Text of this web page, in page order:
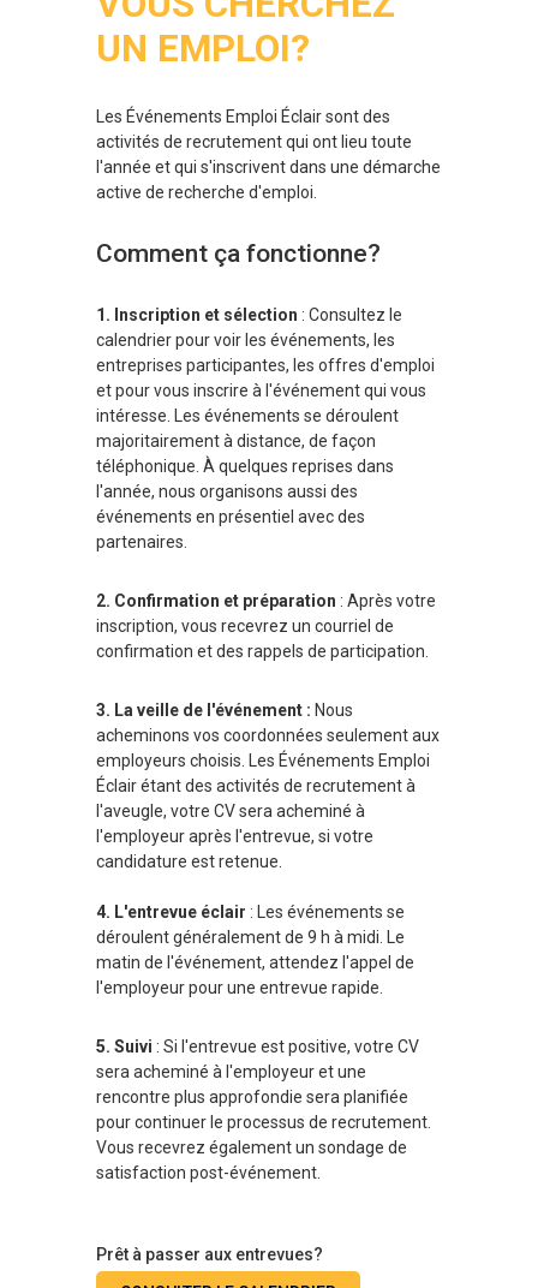
UN EMPLOI?
Les Événements Emploi Éclair sont des
activités de recrutement qui ont lieu toute
l'année et qui s'inscrivent dans une démarche
active de recherche d'emploi.
Comment ça fonctionne?
1. Inscription et sélection : Consultez le
calendrier pour voir les événements, les
entreprises participantes, les offres d'emploi
et pour vous inscrire à l'événement qui vous
intéresse. Les événements se déroulent
majoritairement à distance, de façon
téléphonique. À quelques reprises dans
l'année, nous organisons aussi des
événements en présentiel avec des
partenaires.
2. Confirmation et préparation : Après votre
inscription, vous recevrez un courriel de
confirmation et des rappels de participation.
3. La veille de l'événement : Nous
acheminons vos coordonnées seulement aux
employeurs choisis. Les Événements Emploi
Éclair étant des activités de recrutement à
l'aveugle, votre CV sera acheminé à
l'employeur après l'entrevue, si votre
candidature est retenue.
4. L'entrevue éclair : Les événements se
déroulent généralement de 9 h à midi. Le
matin de l'événement, attendez l'appel de
l'employeur pour une entrevue rapide.
5. Suivi : Si l'entrevue est positive, votre CV
sera acheminé à l'employeur et une
rencontre plus approfondie sera planifiée
pour continuer le processus de recrutement.
Vous recevrez également un sondage de
satisfaction post-événement.
Prêt à passer aux entrevues?